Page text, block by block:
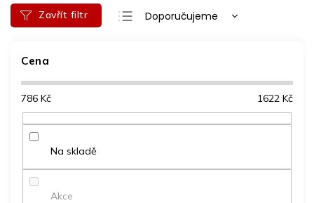
Ř
a
í
r
u
Doporučujeme
Nejprodávanější
Zavřít filtr
Cena
786 Kč 1622 Kč
Na skladě
Akce